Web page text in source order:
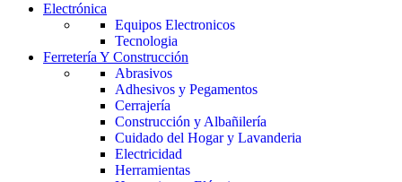
Electrónica
Equipos Electronicos
Tecnologia
Ferretería Y Construcción
Abrasivos
Adhesivos y Pegamentos
Cerrajería
Construcción y Albañilería
Cuidado del Hogar y Lavanderia
Electricidad
Herramientas